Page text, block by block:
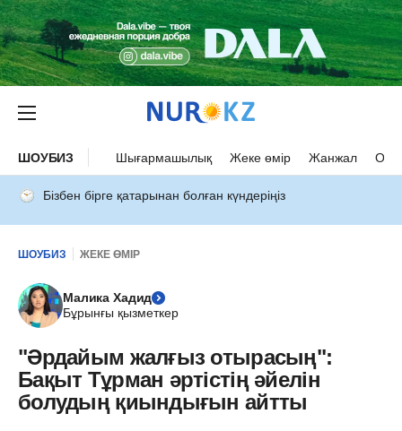
ШОУБИЗ Шығармашылық Жеке өмір Жанжал
Бізбен бірге қатарынан болған күндеріңіз
ШОУБИЗ ЖЕКЕ ӨМІР
Малика Хадид
Бұрынғы қызметкер
"Әрдайым жалғыз отырасың":
Бақыт Тұрман әртістің әйелін
болудың қиындығын айтты